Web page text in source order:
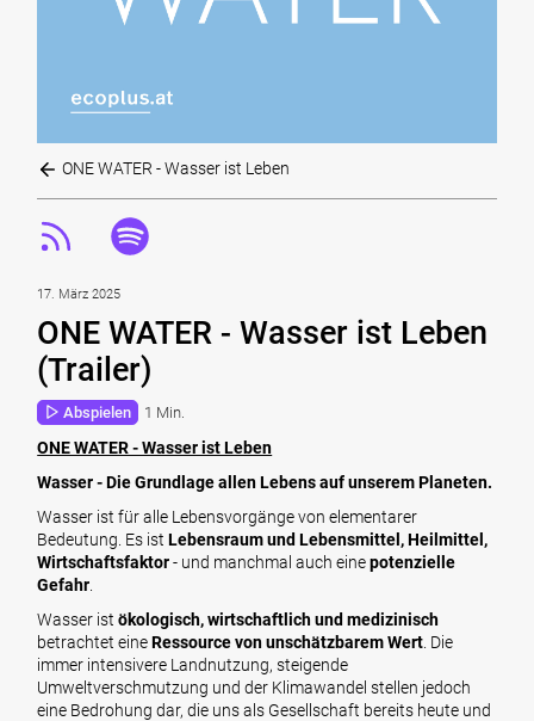
ONE WATER - Wasser ist Leben
17. März 2025
ONE WATER - Wasser ist Leben
(Trailer)
Abspielen 1 Min.
ONE WATER - Wasser ist Leben
Wasser - Die Grundlage allen Lebens auf unserem Planeten.
Wasser ist für alle Lebensvorgänge von elementarer
Bedeutung. Es istLebensraum und Lebensmittel, Heilmittel,
Wirtschaftsfaktor- und manchmal auch einepotenzielle
Gefahr
Wasser istökologisch, wirtschaftlich und medizinisch
betrachtet eineRessource von unschätzbarem Wert . Die
immer intensivere Landnutzung, steigende
Umweltverschmutzung und der Klimawandel stellen jedoch
eine Bedrohung dar, die uns als Gesellschaft bereits heute und